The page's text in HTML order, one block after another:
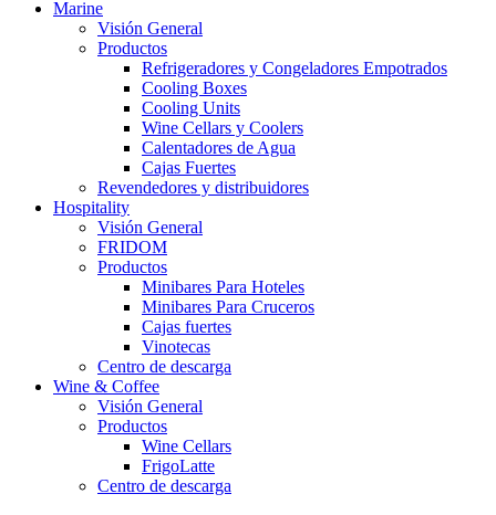
Marine
Visión General
Productos
Refrigeradores y Congeladores Empotrados
Cooling Boxes
Cooling Units
Wine Cellars y Coolers
Calentadores de Agua
Cajas Fuertes
Revendedores y distribuidores
Hospitality
Visión General
FRIDOM
Productos
Minibares Para Hoteles
Minibares Para Cruceros
Cajas fuertes
Vinotecas
Centro de descarga
Wine & Coffee
Visión General
Productos
Wine Cellars
FrigoLatte
Centro de descarga